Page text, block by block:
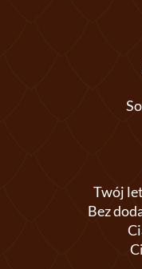
Twój
Bez